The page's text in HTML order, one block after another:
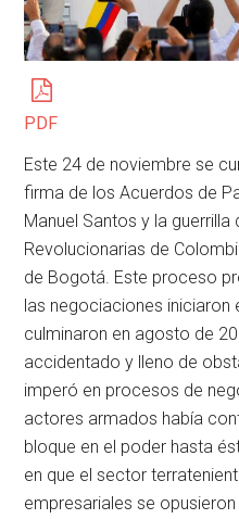
PDF
Este 24 de noviembre se
firma de los Acuerdos de
Manuel Santos y la
Revolucionarias de
de Bogotá. Este proceso
las negociaciones
culminaron en agosto de
accidentado y lleno de
imperó en procesos de
actores armados había
bloque en el poder hasta
en que el sector
empresariales se